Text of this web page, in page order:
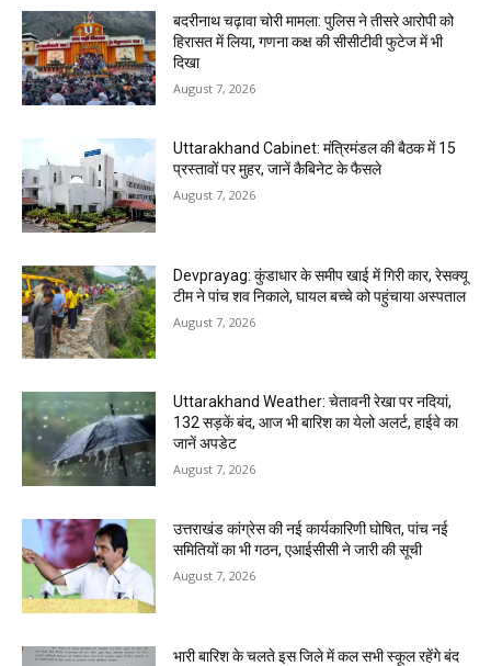
बदरीनाथ चढ़ावा चोरी मामला: पुलिस ने तीसरे आरोपी को
हिरासत में लिया, गणना कक्ष की सीसीटीवी फुटेज में भी
दिखा
August 7, 2026
Uttarakhand Cabinet: मंत्रिमंडल की बैठक में 15
प्रस्तावों पर मुहर, जानें कैबिनेट के फैसले
August 7, 2026
Devprayag: कुंडाधार के समीप खाई में गिरी कार, रेसक्यू
टीम ने पांच शव निकाले, घायल बच्चे को पहुंचाया अस्पताल
August 7, 2026
Uttarakhand Weather: चेतावनी रेखा पर नदियां,
132 सड़कें बंद, आज भी बारिश का येलो अलर्ट, हाईवे का
जानें अपडेट
August 7, 2026
उत्तराखंड कांग्रेस की नई कार्यकारिणी घोषित, पांच नई
समितियों का भी गठन, एआईसीसी ने जारी की सूची
August 7, 2026
भारी बारिश के चलते इस जिले में कल सभी स्कूल रहेंगे बंद